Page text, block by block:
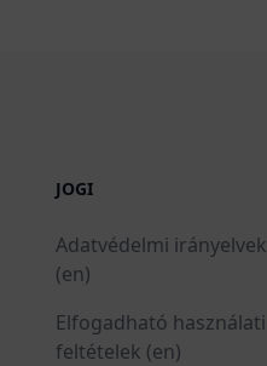
JOGI
Adatvédelmi irányelvek
(en)
Elfogadható használati
feltételek (en)